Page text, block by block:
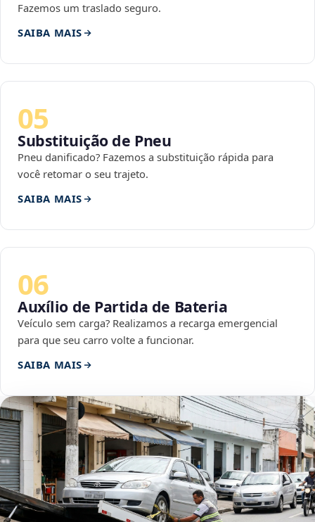
Fazemos um traslado seguro.
SAIBA MAIS
05
Substituição de Pneu
Pneu danificado? Fazemos a substituição rápida para
você retomar o seu trajeto.
SAIBA MAIS
06
Auxílio de Partida de Bateria
Veículo sem carga? Realizamos a recarga emergencial
para que seu carro volte a funcionar.
SAIBA MAIS